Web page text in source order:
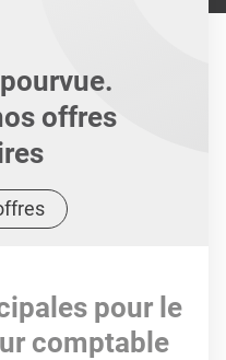
offres
pour le
comptable